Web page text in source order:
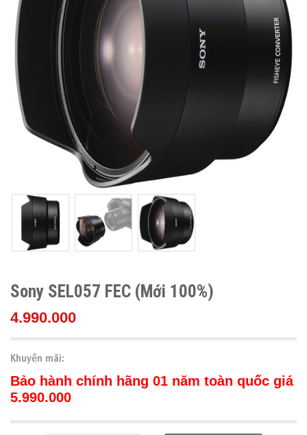
Sony SEL057 FEC (Mới 100%)
4.990.000
Khuyến mãi:
Bảo hành chính hãng 01 năm toàn quốc giá
5.990.000